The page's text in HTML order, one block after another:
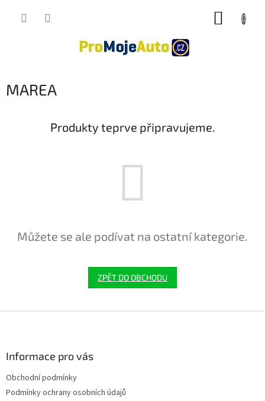
MAREA
Produkty teprve připravujeme.
Můžete se ale podívat na ostatní kategorie.
ZPĚT DO OBCHODU
Informace pro vás
Obchodní podmínky
Podmínky ochrany osobních údajů